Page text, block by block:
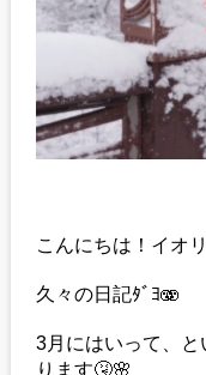
こんにちは！イオ
久々の日記ﾀﾞﾖ🫨
3月にはいって、
ります🤧🌸